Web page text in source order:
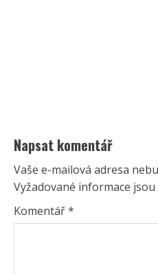
Napsat komentář
Vaše e-mailová adresa
Vyžadované informace
Komentář*